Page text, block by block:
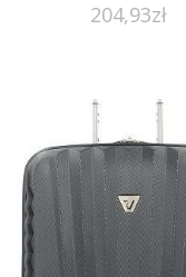
204,93zł